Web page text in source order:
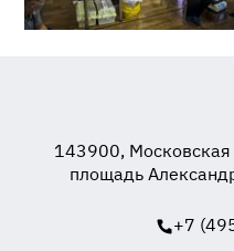
143900, Московская
площадь
+7